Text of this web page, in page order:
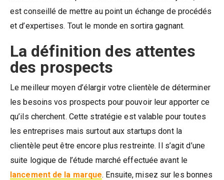
est conseillé de mettre au point un échange de procédés
et d’expertises. Tout le monde en sortira gagnant.
La définition des attentes
des prospects
Le meilleur moyen d’élargir votre clientèle de déterminer
les besoins vos prospects pour pouvoir leur apporter ce
qu’ils cherchent. Cette stratégie est valable pour toutes
les entreprises mais surtout aux startups dont la
clientèle peut être encore plus restreinte. Il s’agit d’une
suite logique de l’étude marché effectuée avant le
lancement de la marque. Ensuite, misez sur les bonnes